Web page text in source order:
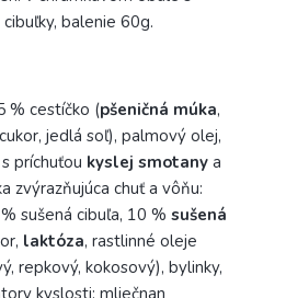
balenie 60g.
% cestíčko (pšeničná múka,
jedlá soľ), palmový olej,
príchuťou kyslej smotany a
zvýrazňujúca chuť a vôňu:
sušená cibuľa, 10 % sušená
laktóza, rastlinné oleje
repkový, kokosový), bylinky,